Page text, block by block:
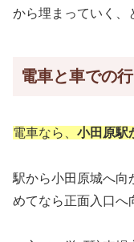
から埋まっていく、
電車と車での
電車なら、 小田原駅
駅から小田原城へ向
めてなら正面入口へ